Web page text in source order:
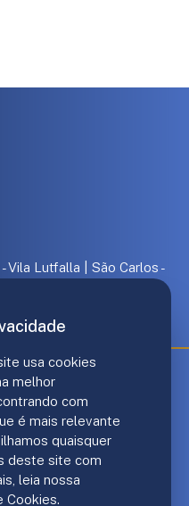
Vila Lutfalla | São Carlos -
usa cookies
melhor
com
é mais relevante
quaisquer
deste site com
leia nossa
Cookies.